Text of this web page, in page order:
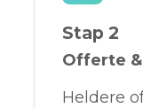
Stap 2
Offerte
Heldere